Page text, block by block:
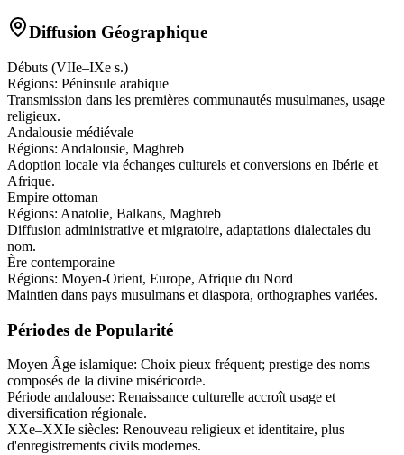
Diffusion Géographique
Débuts (VIIe–IXe s.)
Régions: Péninsule arabique
Transmission dans les premières communautés musulmanes, usage
religieux.
Andalousie médiévale
Régions: Andalousie, Maghreb
Adoption locale via échanges culturels et conversions en Ibérie et
Afrique.
Empire ottoman
Régions: Anatolie, Balkans, Maghreb
Diffusion administrative et migratoire, adaptations dialectales du
nom.
Ère contemporaine
Régions: Moyen-Orient, Europe, Afrique du Nord
Maintien dans pays musulmans et diaspora, orthographes variées.
Périodes de Popularité
Moyen Âge islamique: Choix pieux fréquent; prestige des noms
composés de la divine miséricorde.
Période andalouse: Renaissance culturelle accroît usage et
diversification régionale.
XXe–XXIe siècles: Renouveau religieux et identitaire, plus
d'enregistrements civils modernes.